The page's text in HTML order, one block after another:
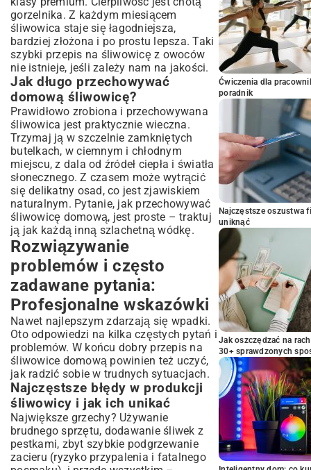
gorzelnika. Z każdym miesiącem
śliwowica staje się łagodniejsza,
bardziej złożona i po prostu lepsza. Taki
szybki przepis na śliwowicę z owoców
nie istnieje, jeśli zależy nam na jakości.
Jak długo przechowywać
domową śliwowicę?
Prawidłowo zrobiona i przechowywana
śliwowica jest praktycznie wieczna.
Trzymaj ją w szczelnie zamkniętych
butelkach, w ciemnym i chłodnym
miejscu, z dala od źródeł ciepła i światła
słonecznego. Z czasem może wytrącić
się delikatny osad, co jest zjawiskiem
naturalnym. Pytanie, jak przechowywać
śliwowicę domową, jest proste – traktuj
ją jak każdą inną szlachetną wódkę.
Rozwiązywanie
problemów i często
zadawane pytania:
Profesjonalne wskazówki
Nawet najlepszym zdarzają się wpadki.
Oto odpowiedzi na kilka częstych pytań i
problemów. W końcu dobry przepis na
śliwowice domową powinien też uczyć,
jak radzić sobie w trudnych sytuacjach.
Najczęstsze błędy w produkcji
śliwowicy i jak ich unikać
Największe grzechy? Używanie
brudnego sprzętu, dodawanie śliwek z
pestkami, zbyt szybkie podgrzewanie
zacieru (ryzyko przypalenia i fatalnego
Ćwiczenia dla
poradnik
Najczęstsze oszustwa
uniknąć
Jak oszczędzać na
30+ sprawdzonych